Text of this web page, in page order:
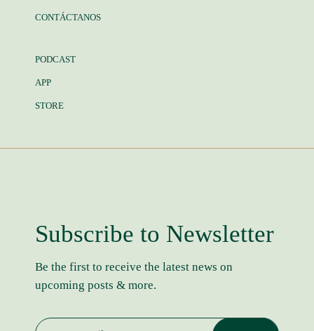
CONTÁCTANOS
PODCAST
APP
STORE
Subscribe to Newsletter
Be the first to receive the latest news on
upcoming posts & more.